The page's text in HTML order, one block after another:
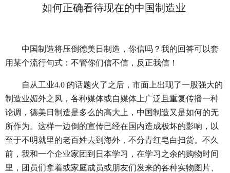
如何正确看待现在的中国制造业
中国制造将压倒德美日制造，你信吗？我的回答可以套
用某个流行句式：不管你们信不信，反正我信！
自从工业4.0 的话题火了之后，市面上出现了一股强大的
制造业媚外之风，各种媒体或自媒体上广泛且重复传播一种
论调，德美日制造是多么的高大上，中国制造又是如何的无
所作为。这样一边倒的宣传已经在国内造成极坏的影响，以
至于不明就里的老百姓去到海外，不分青红皂白扫货。不久
前，我和一个企业家团到日本学习，在学习之余的购物时间
里，团员们拿着或家庭成员或朋友们发来的各种实物图片、